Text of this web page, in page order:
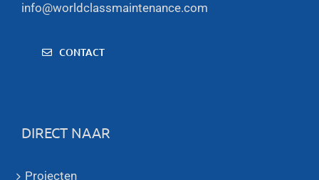
info@worldclassmaintenance.com
CONTACT
DIRECT NAAR
Projecten